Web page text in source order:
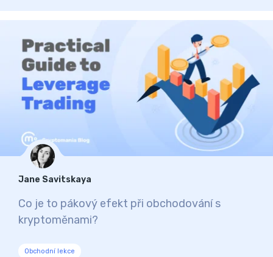
Jane Savitskaya
Co je to pákový efekt při obchodování s
kryptoměnami?
Obchodní lekce